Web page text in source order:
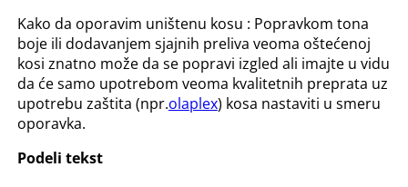
Kako da oporavim uništenu kosu : Popravkom tona
boje ili dodavanjem sjajnih preliva veoma oštećenoj
kosi znatno može da se popravi izgled ali imajte u vidu
da će samo upotrebom veoma kvalitetnih preprata uz
upotrebu zaštita (npr.olaplex) kosa nastaviti u smeru
oporavka.
Podeli tekst